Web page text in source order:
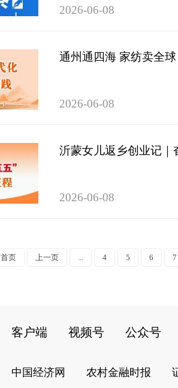
2026-06-08
通州通四海 家纺卖全
2026-06-08
沂蒙女儿返乡创业记｜
2026-06-08
首页 上一页 ... 4 5 6 7
客户端 视频号 公众号
中国经济网 农村金融时报